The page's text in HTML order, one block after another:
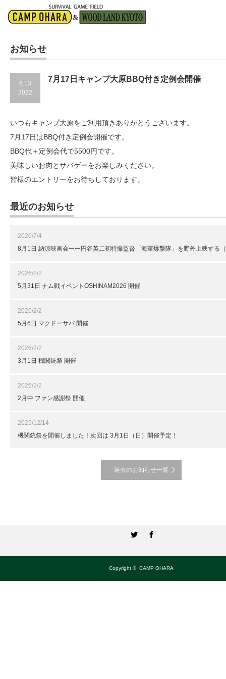
お知らせ
6.13
2022
7月17日キャンプ大原BBQ付き定例会開催
いつもキャンプ大原をご利用頂きありがとうございます。
7月17日はBBQ付き定例会開催です。
BBQ代＋定例会代で5500円です。
美味しいお肉とサバゲーをお楽しみください。
皆様のエントリーをお待ちしております。
最近のお知らせ
2026/7/4
8月1日 納涼映画会ーー円谷英二初特撮監督「海軍爆撃隊」を野外上映する
2026/2/2
5月31日 ナム戦イベントOSHINAM2026 開催
2026/2/2
5月6日 マクドーサバ 開催
2026/2/2
3月1日 機関銃祭 開催
2026/2/2
2月中 ファン感謝祭 開催
2025/12/14
機関銃祭を開催しました！次回は 3月1日（日）開催予定！
過去のお知らせ一覧
Copyright © CAMP OHARA